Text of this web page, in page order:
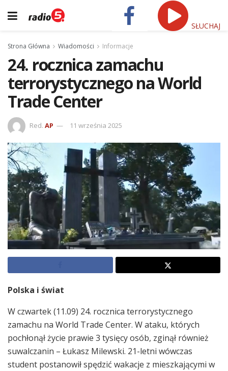
SŁUCHAJ
Strona Główna Wiadomości Informacje
24. rocznica zamachu
terrorystycznego na World
Trade Center
Red. AP 11 września 2025
Polska i świat
W czwartek (11.09) 24. rocznica terrorystycznego
zamachu na World Trade Center. W ataku, których
pochłonął życie prawie 3 tysięcy osób, zginął również
suwalczanin – Łukasz Milewski. 21-letni wówczas
student postanowił spędzić wakacje z mieszkającymi w